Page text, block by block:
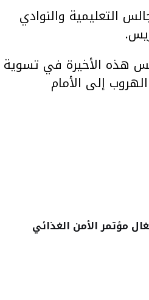
التعليمية والنوادي
هذه الأخيرة في تسوية
لسياسة الهروب إلى الأمام
مؤتمر الأمن الغذائي